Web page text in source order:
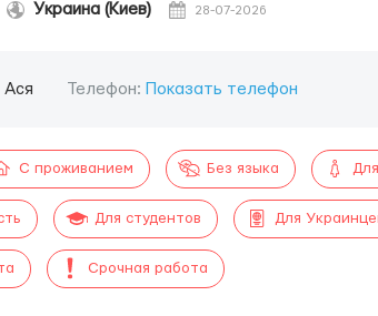
Украина (Киев) 28-07-2026
Ася Телефон: Показать телефон
С проживанием Без языка
Для студентов Для
Срочная работа